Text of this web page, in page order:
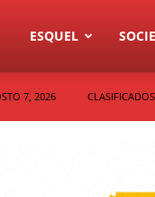
Diario
La
ESQUEL
7, 2026 CLASIFICADOS